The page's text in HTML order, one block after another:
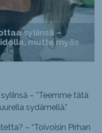
syliinsä –
mutta myös
– ”Teemme tätä
sydämellä.”
– “Toivoisin Pirhan